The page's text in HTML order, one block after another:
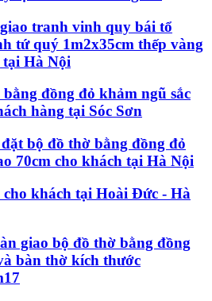
tranh vinh quy bái tổ
tứ quý 1m2x35cm thếp vàng
tại Hà Nội
đồng đỏ khảm ngũ sắc
hàng tại Sóc Sơn
bộ đồ thờ bằng đồng đỏ
70cm cho khách tại Hà Nội
khách tại Hoài Đức - Hà
giao bộ đồ thờ bằng đồng
bàn thờ kích thước